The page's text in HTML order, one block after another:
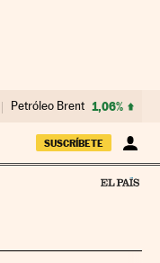
Petróleo Brent 1,06%
SUSCRÍBETE